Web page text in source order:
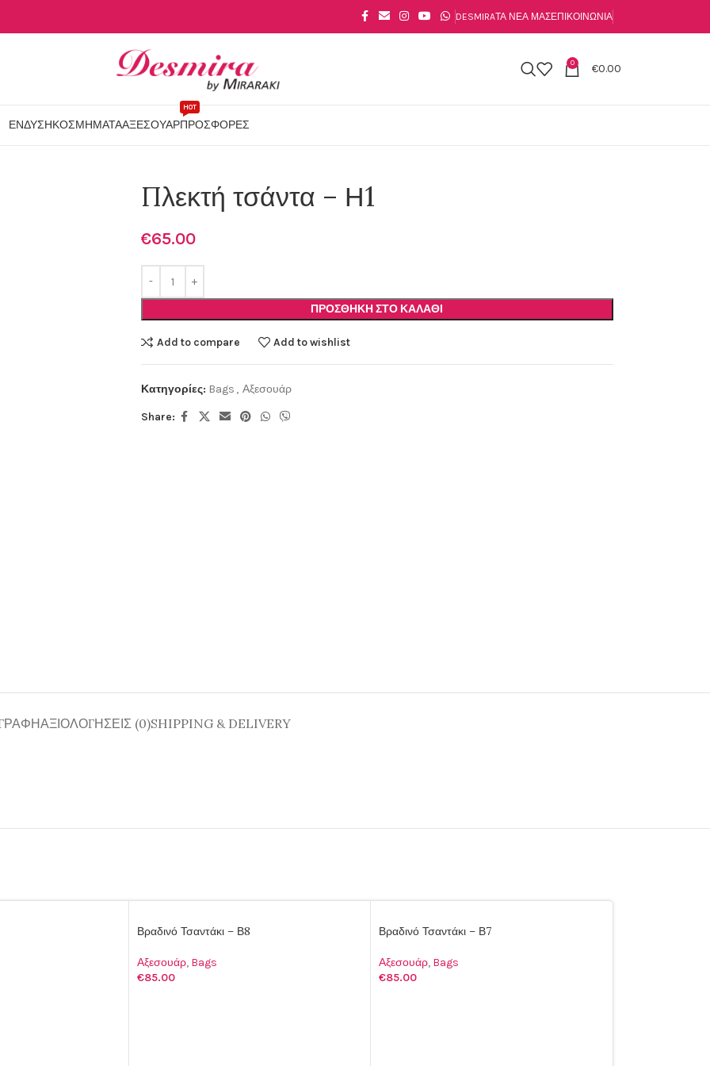
DESMIRAΤΑ ΝΈΑ ΜΑΣΕΠΙΚΟΙΝΩΝΊΑ
0 €0.00
ΕΝΔΥΣΗΚΟΣΜΗΜΑΤΑΑΞΕΣΟΥΑΡΠΡΟΣΦΟΡΕΣ
HOT
Πλεκτή τσάντα – Η1
€65.00
ΠΡΟΣΘΉΚΗ ΣΤΟ ΚΑΛΆΘΙ
Add to compare Add to wishlist
Κατηγορίες: Bags , Αξεσουάρ
Share:
ΑΞΙΟΛΟΓΉΣΕΙΣ (0)SHIPPING & DELIVERY
Βραδινό Τσαντάκι – Β8
Αξεσουάρ, Bags
€85.00
Βραδινό Τσαντάκι – Β7
Αξεσουάρ, Bags
€85.00